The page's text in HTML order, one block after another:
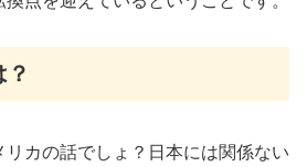
？
リカの話でしょ？日本には関係ない